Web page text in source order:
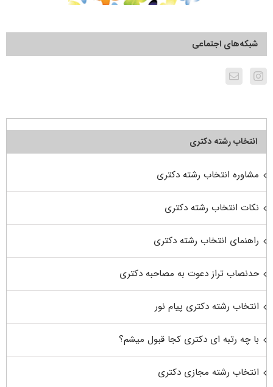
شبکه‌های اجتماعی
انتخاب رشته دکتری
مشاوره انتخاب رشته دکتری
نکات انتخاب رشته دکتری
راهنمای انتخاب رشته دکتری
حدنصاب تراز دعوت به مصاحبه دکتری
انتخاب رشته دکتری پیام نور
با چه رتبه ای دکتری کجا قبول میشم؟
انتخاب رشته مجازی دکتری